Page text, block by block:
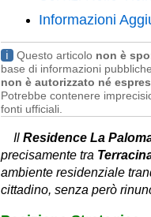
Informazioni
ℹ Questo articolo non è
base di informazioni
non è autorizzato né
Potrebbe contenere
fonti ufficiali.
Il Residence La
precisamente tra
ambiente residenziale
cittadino, senza però